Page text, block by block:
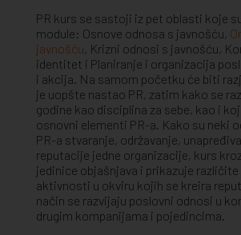
PR kurs se sastoji iz pet oblasti koje
module: Osnove odnosa s javnošću,
javnošću , Krizni odnosi s javnošću,
identitet i Planiranje i organizacija
i akcija. Na samom početku će biti
je uopšte nastao PR, zatim kako se
godine kao disciplina za sebe, kao i
osnovni elementi PR-a. Kako su neki
PR-a stvaranje, održavanje,
reputacije jedne organizacije, kurs
jedinice objašnjava i prikazuje različite
aktivnosti u okviru kojih se kreira
način se razvijaju poslovni odnosi u
drugim kompanijama i pojedincima.